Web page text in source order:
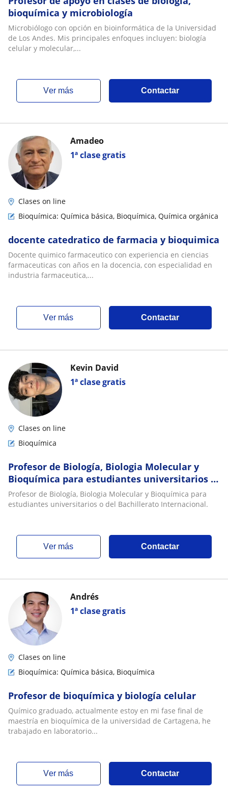
bioquímica y microbiología
Microbiólogo con opción en bioinformática de la Universidad
de Los Andes. Mis principales enfoques incluyen: biología
celular y molecular,...
ver más Contactar
1ª clase gratis
Amadeo
Clases on line
Bioquímica: Química básica, Bioquímica, Química orgánica
docente catedratico de farmacia y bioquimica
Docente quimico farmaceutico con experiencia en ciencias
farmaceuticas con años en la docencia, con especialidad en
industria farmaceutica,...
ver más Contactar
1ª clase gratis
Kevin David
Clases on line
Bioquímica
Profesor de Biología, Biologia Molecular y
Bioquímica para estudiantes universitarios o
del Bachillerato Internacional
Profesor de Biología, Biologia Molecular y Bioquímica para
estudiantes universitarios o del Bachillerato Internacional.
ver más Contactar
1ª clase gratis
Andrés
Clases on line
Bioquímica: Química básica, Bioquímica
Profesor de bioquímica y biología celular
Químico graduado, actualmente estoy en mi fase final de
maestría en bioquímica de la universidad de Cartagena, he
trabajado en laboratorio...
ver más Contactar